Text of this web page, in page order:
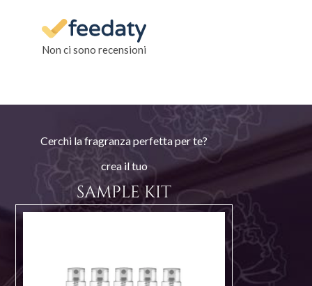
Non ci sono recensioni
Cerchi la fragranza perfetta per te?
crea il tuo
SAMPLE KIT